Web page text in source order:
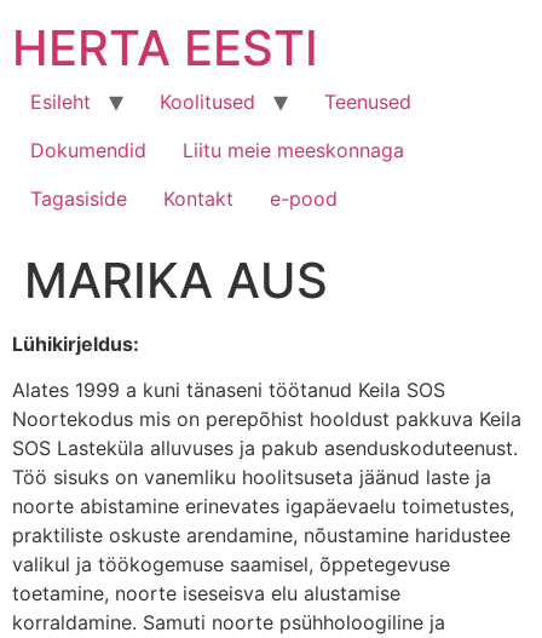
content
HERTA EESTI
Esileht Koolitused
Teenused
Dokumendid
Liitu meie meeskonnaga
Tagasiside
Kontakt e-pood
MARIKA AUS
Lühikirjeldus:
Alates 1999 a kuni tänaseni töötanud Keila SOS
Noortekodus mis on perepõhist hooldust pakkuva Keila
SOS Lasteküla alluvuses ja pakub asenduskoduteenust.
Töö sisuks on vanemliku hoolitsuseta jäänud laste ja
noorte abistamine erinevates igapäevaelu toimetustes,
praktiliste oskuste arendamine, nõustamine haridustee
valikul ja töökogemuse saamisel, õppetegevuse
toetamine, noorte iseseisva elu alustamise
korraldamine. Samuti noorte psühholoogiline ja